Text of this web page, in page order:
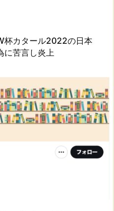
杯カタール2022の日本
に苦言し炎上